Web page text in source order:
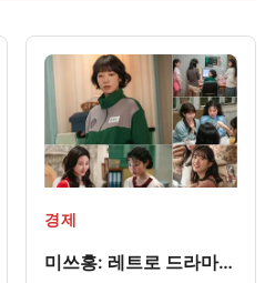
경제
미쓰홍: 레트로 드라마